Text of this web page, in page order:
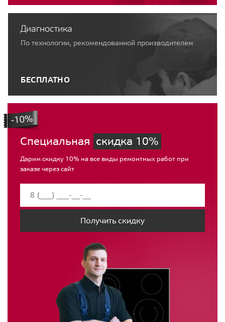
Диагностика
По технологии, рекомендованной производителем
БЕСПЛАТНО
Специальная скидка 10%
Дарим скидку 10% на все виды ремонтных работ при
заказе через сайт
Получить скидку